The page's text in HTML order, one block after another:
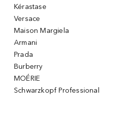
Kérastase
Versace
Maison Margiela
Armani
Prada
Burberry
MOÉRIE
Schwarzkopf Professional